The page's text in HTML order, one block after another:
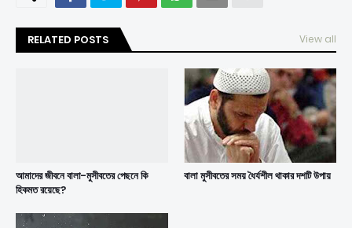
RELATED POSTS View all
আমাদের জীবনে বালা-মুসীবতের পেছনে কি
হিকমত রয়েছে?
বালা মুসীবতের সময় ধৈর্যশীল থাকার দশটি উপায়